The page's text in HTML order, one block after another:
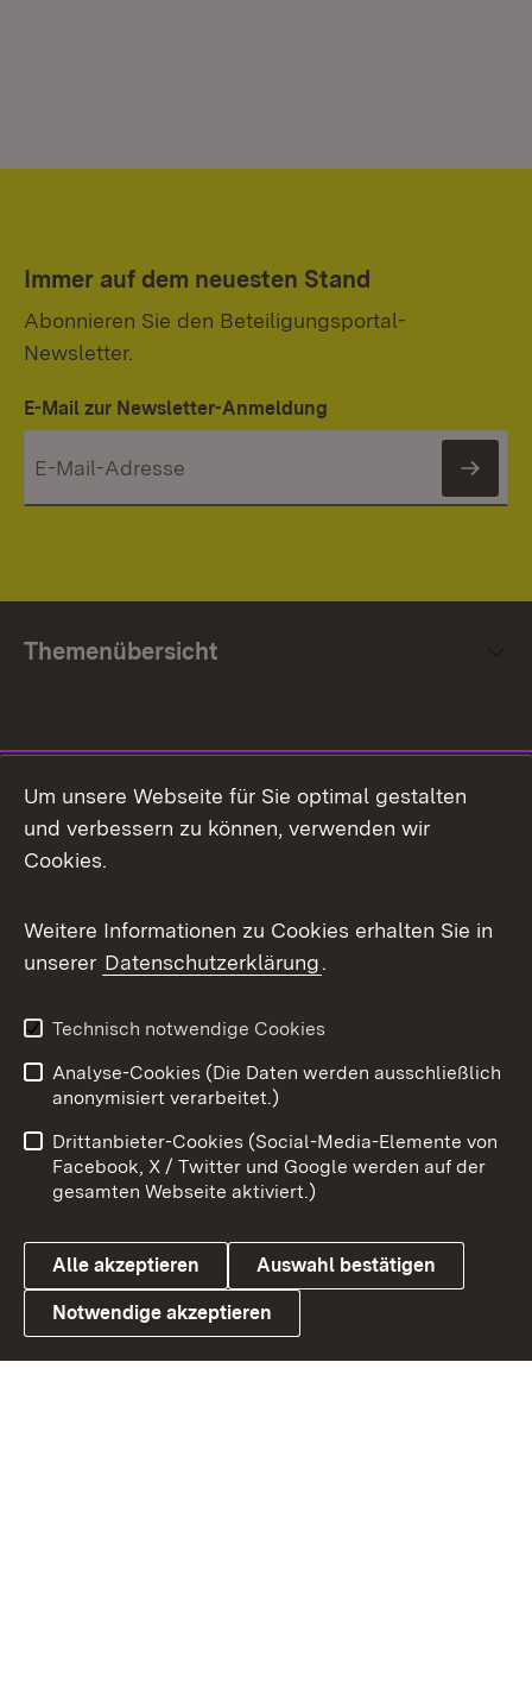
Immer auf dem neuesten Stand
Abonnieren Sie den Beteiligungsportal-
Newsletter.
E-Mail zur Newsletter-Anmeldung
Themenübersicht
Facebook
X / Twitter
Youtube
Link zum Landesportal
Impressum
Kontakt
Barrierefreiheit
Datenschutz
Cookies
Um unsere Webseite für Sie optimal gestalten
und verbessern zu können, verwenden wir
Cookies.
Weitere Informationen zu Cookies erhalten Sie in
unserer Datenschutzerklärung.
Technisch notwendige Cookies
Analyse-Cookies (Die Daten werden ausschließlich
anonymisiert verarbeitet.)
Drittanbieter-Cookies (Social-Media-Elemente von
Facebook, X / Twitter und Google werden auf der
gesamten Webseite aktiviert.)
Alle akzeptieren Auswahl bestätigen
Notwendige akzeptieren